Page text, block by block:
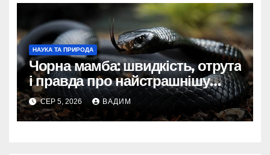
НАУКА ТА ПРИРОДА
Чорна мамба: швидкість, отрута
і правда про найстрашнішу
змію Африки
СЕР 5, 2026 ВАДИМ